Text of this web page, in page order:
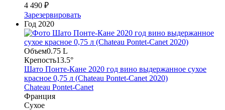
4 490 ₽
Зарезервировать
Год 2020
Объем0.75 L
Крепость13.5°
Шато Понте-Кане 2020 год вино выдержанное сухое
красное 0,75 л (Chateau Pontet-Canet 2020)
Chateau Pontet-Canet
Франция
Сухое